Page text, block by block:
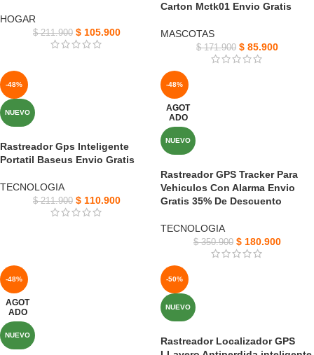
HOGAR
$211.900 $ 105.900
Carton Mctk01 Envio Gratis
MASCOTAS
$171.900 $ 85.900
-48%
NUEVO
Rastreador Gps Inteligente
Portatil Baseus Envio Gratis
TECNOLOGIA
$211.900 $ 110.900
-48%
AGOT
ADO
NUEVO
Rastreador GPS Tracker Para
Vehiculos Con Alarma Envio
Gratis 35% De Descuento
TECNOLOGIA
$350.900 $ 180.900
-48%
AGOT
ADO
NUEVO
-50%
NUEVO
Rastreador Localizador GPS